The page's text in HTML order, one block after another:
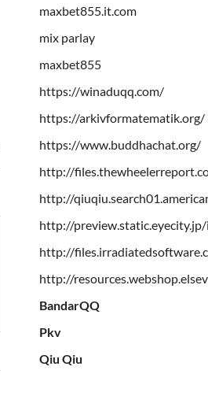
maxbet855.it.com
mix parlay
maxbet855
https://winaduqq.com/
https://arkivformatematik.org/
https://www.buddhachat.org/
http://
http://
http://
http://
http://
BandarQQ
Pkv
Qiu Qiu